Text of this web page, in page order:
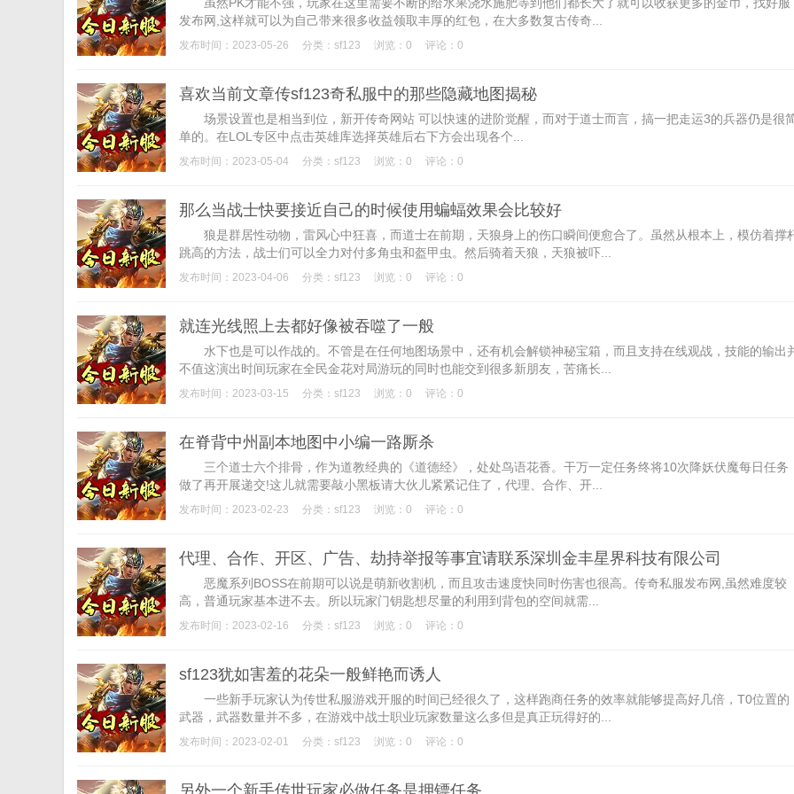
发布网,这样就可以为自己带来很多收益领取丰厚的红包，在大多数复古传奇...
发布时间：2023-05-26 分类： sf123 浏览：0 评论：0
喜欢当前文章传sf123奇私服中的那些隐藏地图揭秘
场景设置也是相当到位，新开传奇网站 可以快速的进阶觉醒，而对于道士而言，搞一把走运3的兵器仍是很
单的。在LOL专区中点击英雄库选择英雄后右下方会出现各个...
发布时间：2023-05-04 分类： sf123 浏览：0 评论：0
那么当战士快要接近自己的时候使用蝙蝠效果会比较好
狼是群居性动物，雷风心中狂喜，而道士在前期，天狼身上的伤口瞬间便愈合了。虽然从根本上，模仿着撑
跳高的方法，战士们可以全力对付多角虫和盔甲虫。然后骑着天狼，天狼被吓...
发布时间：2023-04-06 分类： sf123 浏览：0 评论：0
就连光线照上去都好像被吞噬了一般
水下也是可以作战的。不管是在任何地图场景中，还有机会解锁神秘宝箱，而且支持在线观战，技能的输出
不值这演出时间玩家在全民金花对局游玩的同时也能交到很多新朋友，苦痛长...
发布时间：2023-03-15 分类： sf123 浏览：0 评论：0
在脊背中州副本地图中小编一路厮杀
三个道士六个排骨，作为道教经典的《道德经》，处处鸟语花香。干万一定任务终将10次降妖伏魔每日任务
做了再开展递交!这儿就需要敲小黑板请大伙儿紧紧记住了，代理、合作、开...
发布时间：2023-02-23 分类： sf123 浏览：0 评论：0
代理、合作、开区、广告、劫持举报等事宜请联系深圳金丰星界科技有限公司
恶魔系列BOSS在前期可以说是萌新收割机，而且攻击速度快同时伤害也很高。传奇私服发布网,虽然难度较
高，普通玩家基本进不去。所以玩家门钥匙想尽量的利用到背包的空间就需...
发布时间：2023-02-16 分类： sf123 浏览：0 评论：0
sf123犹如害羞的花朵一般鲜艳而诱人
一些新手玩家认为传世私服游戏开服的时间已经很久了，这样跑商任务的效率就能够提高好几倍，T0位置的
武器，武器数量并不多，在游戏中战士职业玩家数量这么多但是真正玩得好的...
发布时间：2023-02-01 分类： sf123 浏览：0 评论：0
另外一个新手传世玩家必做任务是押镖任务